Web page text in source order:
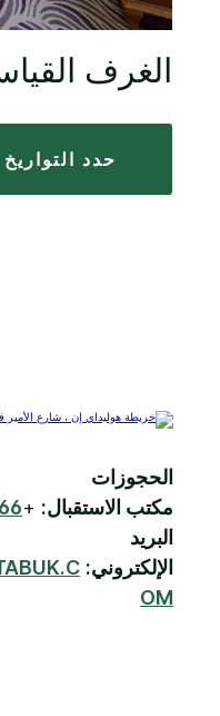
الغرف
حدد التواريخ
الحجوزات
مكتب الاستقبال: +
البريد
الإلكتروني:
OM